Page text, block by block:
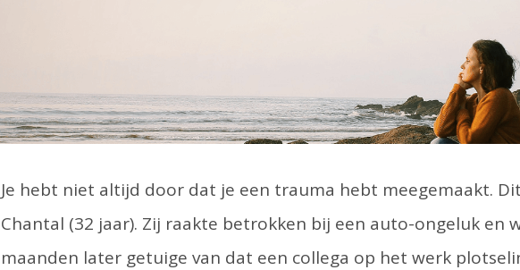
Je hebt niet altijd door dat je een trauma hebt meegemaakt.
Chantal (32 jaar). Zij raakte betrokken bij een auto-ongeluk en
maanden later getuige van dat een collega op het werk